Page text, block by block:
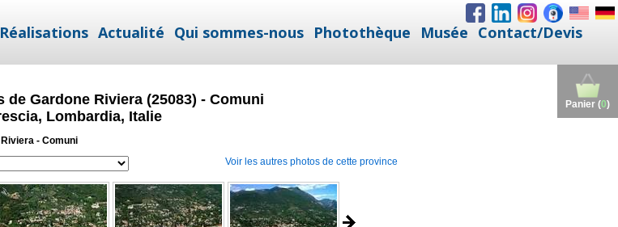
Réalisations Actualité Qui sommes-nous Photothèque Musée Contact/Devis